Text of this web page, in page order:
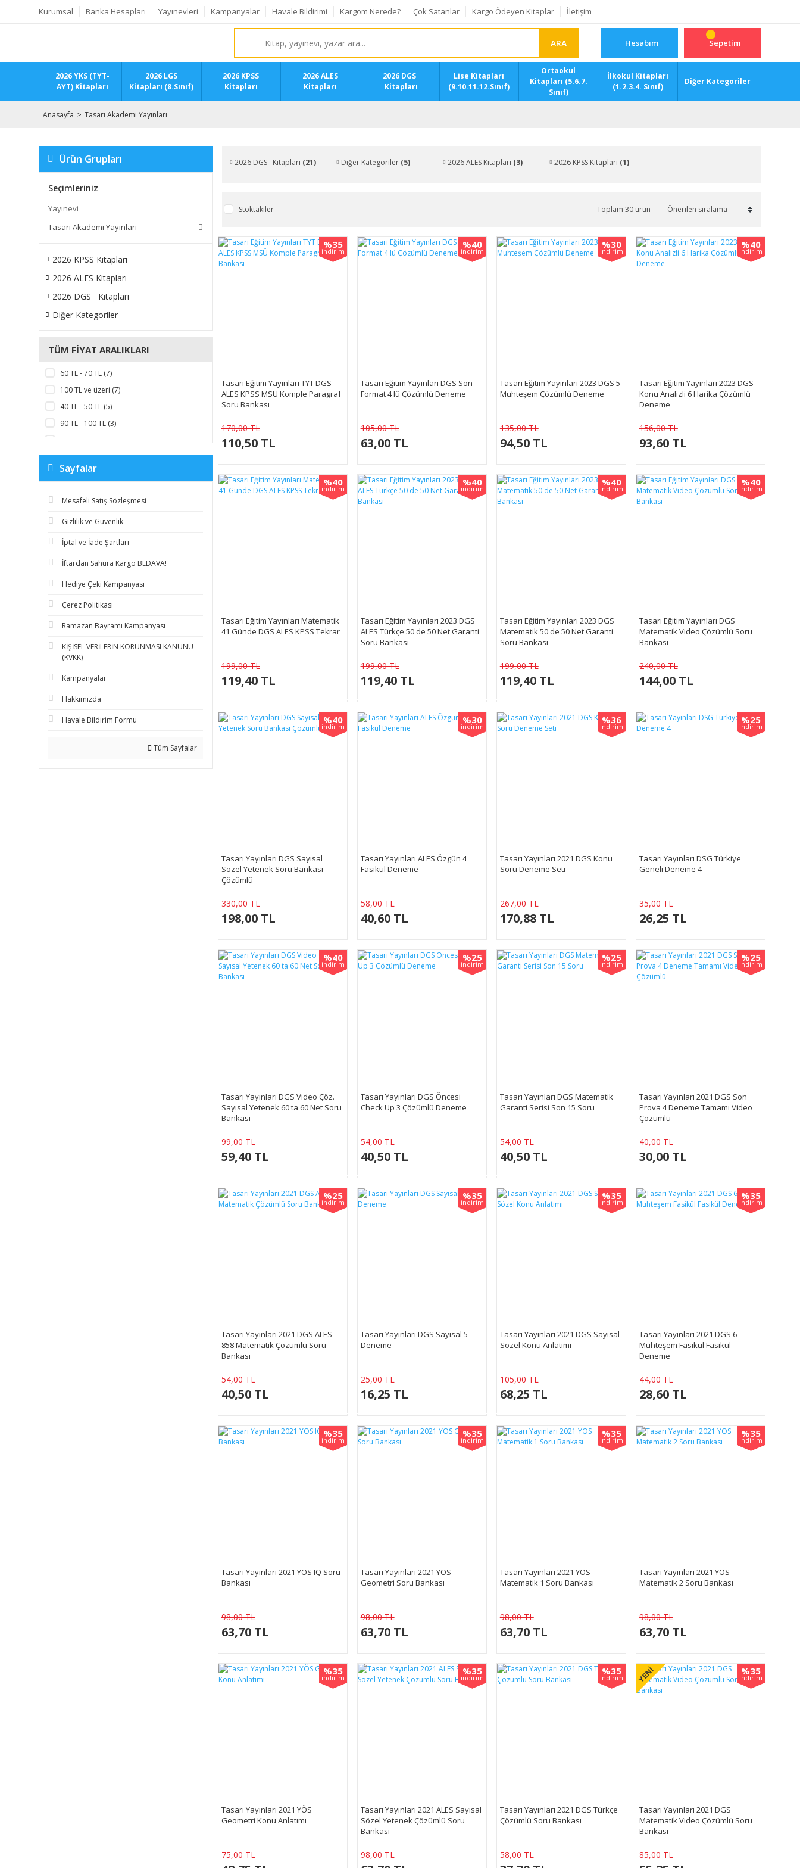
Kurumsal Banka Hesapları Yayınevleri Kampanyalar Havale Bildirimi Kargom Nerede? Çok Satanlar Kargo Ödeyen Kitaplar İletişim
ARA Hesabım Sepetim
2026 YKS (TYT-
AYT) Kitapları
2026 LGS
Kitapları (8.Sınıf)
2026 KPSS
Kitapları
2026 ALES
Kitapları
2026 DGS
Kitapları
Lise Kitapları
(9.10.11.12.Sınıf)
Ortaokul
Kitapları (5.6.7.
Sınıf)
İlkokul Kitapları
(1.2.3.4. Sınıf)
Diğer Kategoriler
Anasayfa Tasarı Akademi Yayınları
Ürün Grupları
Seçimleriniz
Yayınevi
Tasarı Akademi Yayınları
2026 KPSS Kitapları
2026 ALES Kitapları
2026 DGS Kitapları
Diğer Kategoriler
TÜM FIYAT ARALIKLARI
60 TL - 70 TL (7)
100 TL ve üzeri (7)
40 TL - 50 TL (5)
90 TL - 100 TL (3)
30 TL - 40 TL (2)
50 TL - 60 TL (2)
70 TL - 80 TL (1)
Sayfalar
Mesafeli Satış Sözleşmesi
Gizlilik ve Güvenlik
İptal ve İade Şartları
İftardan Sahura Kargo BEDAVA!
Hediye Çeki Kampanyası
Çerez Politikası
Ramazan Bayramı Kampanyası
KİŞİSEL VERİLERİN KORUNMASI KANUNU
(KVKK)
Kampanyalar
Hakkımızda
Havale Bildirim Formu
Tüm Sayfalar
2026 DGS Kitapları (21) Diğer Kategoriler (5) 2026 ALES Kitapları (3) 2026 KPSS Kitapları (1)
Stoktakiler Toplam 30 ürün
%35
indirim
Tasarı Eğitim Yayınları TYT DGS
ALES KPSS MSÜ Komple Paragraf
Soru Bankası
170,00 TL
110,50 TL
%40
indirim
Tasarı Eğitim Yayınları DGS Son
Format 4 lü Çözümlü Deneme
105,00 TL
63,00 TL
%30
indirim
Tasarı Eğitim Yayınları 2023 DGS 5
Muhteşem Çözümlü Deneme
135,00 TL
94,50 TL
%40
indirim
Tasarı Eğitim Yayınları 2023 DGS
Konu Analizli 6 Harika Çözümlü
Deneme
156,00 TL
93,60 TL
%40
indirim
Tasarı Eğitim Yayınları Matematik
41 Günde DGS ALES KPSS Tekrar
199,00 TL
119,40 TL
%40
indirim
Tasarı Eğitim Yayınları 2023 DGS
ALES Türkçe 50 de 50 Net Garanti
Soru Bankası
199,00 TL
119,40 TL
%40
indirim
Tasarı Eğitim Yayınları 2023 DGS
Matematik 50 de 50 Net Garanti
Soru Bankası
199,00 TL
119,40 TL
%40
indirim
Tasarı Eğitim Yayınları DGS
Matematik Video Çözümlü Soru
Bankası
240,00 TL
144,00 TL
%40
indirim
Tasarı Yayınları DGS Sayısal
Sözel Yetenek Soru Bankası
Çözümlü
330,00 TL
198,00 TL
%30
indirim
Tasarı Yayınları ALES Özgün 4
Fasikül Deneme
58,00 TL
40,60 TL
%36
indirim
Tasarı Yayınları 2021 DGS Konu
Soru Deneme Seti
267,00 TL
170,88 TL
%25
indirim
Tasarı Yayınları DSG Türkiye
Geneli Deneme 4
35,00 TL
26,25 TL
%40
indirim
Tasarı Yayınları DGS Video Çöz.
Sayısal Yetenek 60 ta 60 Net Soru
Bankası
99,00 TL
59,40 TL
%25
indirim
Tasarı Yayınları DGS Öncesi
Check Up 3 Çözümlü Deneme
54,00 TL
40,50 TL
%25
indirim
Tasarı Yayınları DGS Matematik
Garanti Serisi Son 15 Soru
54,00 TL
40,50 TL
%25
indirim
Tasarı Yayınları 2021 DGS Son
Prova 4 Deneme Tamamı Video
Çözümlü
40,00 TL
30,00 TL
%25
indirim
Tasarı Yayınları 2021 DGS ALES
858 Matematik Çözümlü Soru
Bankası
54,00 TL
40,50 TL
%35
indirim
Tasarı Yayınları DGS Sayısal 5
Deneme
25,00 TL
16,25 TL
%35
indirim
Tasarı Yayınları 2021 DGS Sayısal
Sözel Konu Anlatımı
105,00 TL
68,25 TL
%35
indirim
Tasarı Yayınları 2021 DGS 6
Muhteşem Fasikül Fasikül
Deneme
44,00 TL
28,60 TL
%35
indirim
Tasarı Yayınları 2021 YÖS IQ Soru
Bankası
98,00 TL
63,70 TL
%35
indirim
Tasarı Yayınları 2021 YÖS
Geometri Soru Bankası
98,00 TL
63,70 TL
%35
indirim
Tasarı Yayınları 2021 YÖS
Matematik 1 Soru Bankası
98,00 TL
63,70 TL
%35
indirim
Tasarı Yayınları 2021 YÖS
Matematik 2 Soru Bankası
98,00 TL
63,70 TL
%35
indirim
Tasarı Yayınları 2021 YÖS
Geometri Konu Anlatımı
75,00 TL
%35
indirim
Tasarı Yayınları 2021 ALES Sayısal
Sözel Yetenek Çözümlü Soru
Bankası
98,00 TL
%35
indirim
Tasarı Yayınları 2021 DGS Türkçe
Çözümlü Soru Bankası
58,00 TL
%35
indirim
YENİ
Tasarı Yayınları 2021 DGS
Matematik Video Çözümlü Soru
Bankası
85,00 TL